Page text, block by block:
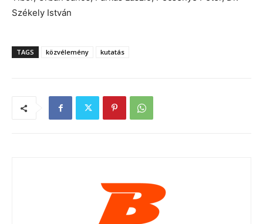
Székely István
TAGS közvélemény kutatás